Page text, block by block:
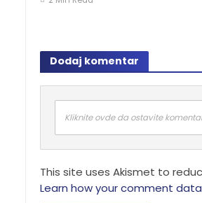
Dodaj komentar
Kliknite ovde da ostavite
This site uses Akismet to
Learn how your comment